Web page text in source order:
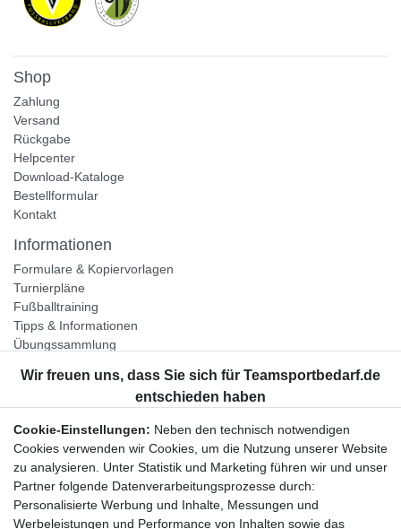
Shop
Zahlung
Versand
Rückgabe
Helpcenter
Download-Kataloge
Bestellformular
Kontakt
Informationen
Formulare & Kopiervorlagen
Turnierpläne
Fußballtraining
Tipps & Informationen
Übungssammlung
Unternehmen
Widerrufsrecht
Bestellung widerrufen
Datenschutzerklärung
AGB
Cookie-Einstellungen: Neben den technisch notwendigen
Cookies verwenden wir Cookies, um die Nutzung unserer Website
zu analysieren. Unter Statistik und Marketing führen wir und unser
Partner folgende Datenverarbeitungsprozesse durch:
Personalisierte Werbung und Inhalte, Messungen und
Werbeleistungen und Performance von Inhalten sowie das